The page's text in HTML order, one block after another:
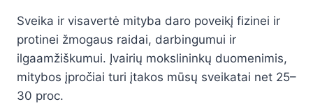
c
e
b
o
at
s
A
er e
gr
a
s
s
e
ar
e
Sveika ir visavertė mityba daro poveikį fizinei ir
protinei žmogaus raidai, darbingumui ir
ilgaamžiškumui. Įvairių mokslininkų duomenimis,
mitybos įpročiai turi įtakos mūsų sveikatai net 25–
30 proc.